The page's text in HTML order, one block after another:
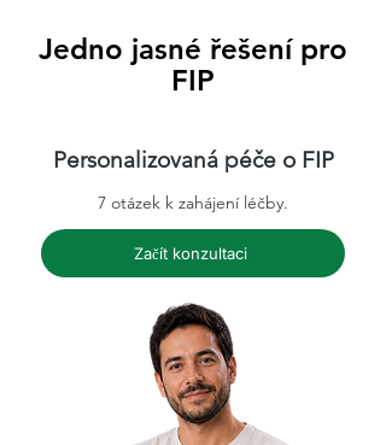
Jedno jasné řešení pro
FIP
Personalizovaná péče o FIP
7 otázek k zahájení léčby.
Začít konzultaci